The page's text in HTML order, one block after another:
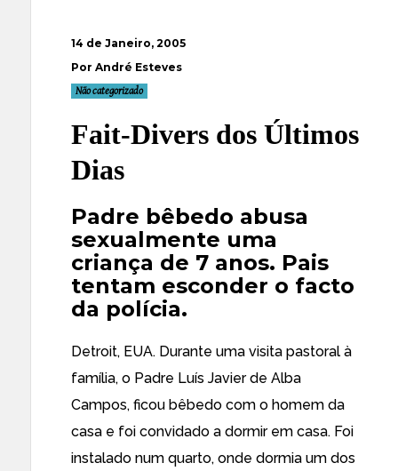
14 de Janeiro, 2005
Por André Esteves
Não categorizado
Fait-Divers dos Últimos
Dias
Padre bêbedo abusa
sexualmente uma
criança de 7 anos. Pais
tentam esconder o facto
da polícia.
Detroit, EUA. Durante uma visita pastoral à
família, o Padre Luís Javier de Alba
Campos, ficou bêbedo com o homem da
casa e foi convidado a dormir em casa. Foi
instalado num quarto, onde dormia um dos